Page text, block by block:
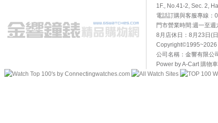
1F., No.41-2, Sec. 2,
電話訂購與客服專線
門市營業時間:週一至
8月店休日：8月23日(
Copyright©1995~2026
公司名稱：金響有限公
Power by A-Cart 購物車